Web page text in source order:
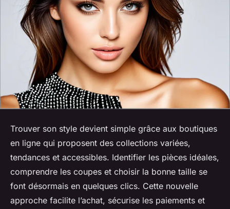
Trouver son style devient simple grâce aux boutiques
en ligne qui proposent des collections variées,
tendances et accessibles. Identifier les pièces idéales,
comprendre les coupes et choisir la bonne taille se
font désormais en quelques clics. Cette nouvelle
approche facilite l’achat, sécurise les paiements et